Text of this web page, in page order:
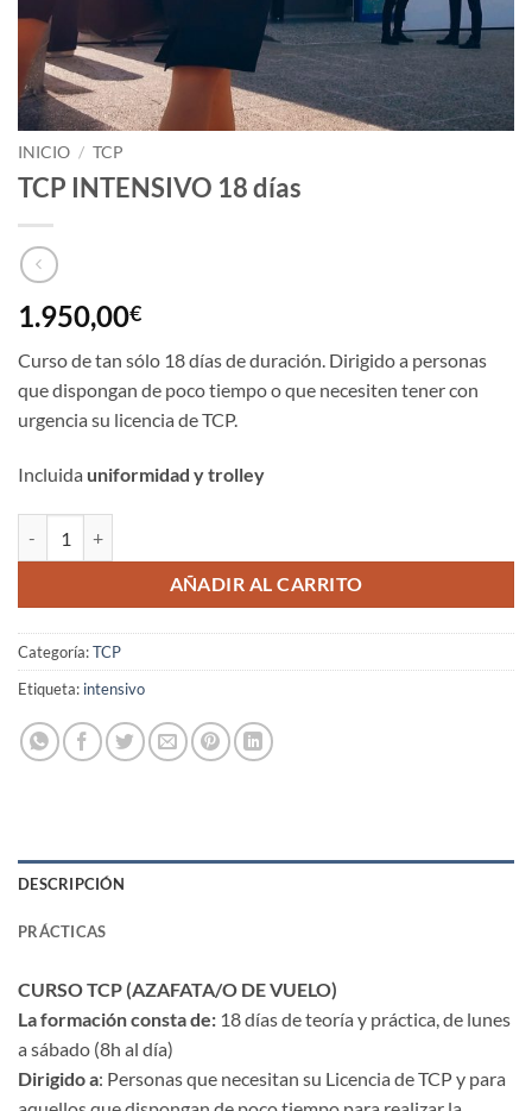
INICIO / TCP
TCP INTENSIVO 18 días
1.950,00€
Curso de tan sólo 18 días de duración. Dirigido a personas
que dispongan de poco tiempo o que necesiten tener con
urgencia su licencia de TCP.
Incluida uniformidad y trolley
AÑADIR AL CARRITO
Categoría:TCP
Etiqueta: intensivo
DESCRIPCIÓN
PRÁCTICAS
CURSO TCP (AZAFATA/O DE VUELO)
La formación consta de: 18 días de teoría y práctica, de lunes
a sábado (8h al día)
Dirigido a: Personas que necesitan su Licencia de TCP y para